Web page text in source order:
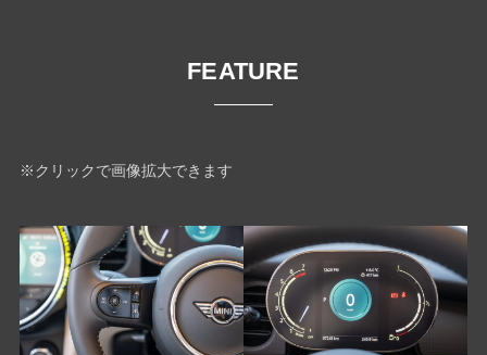
FEATURE
※クリックで画像拡大できます